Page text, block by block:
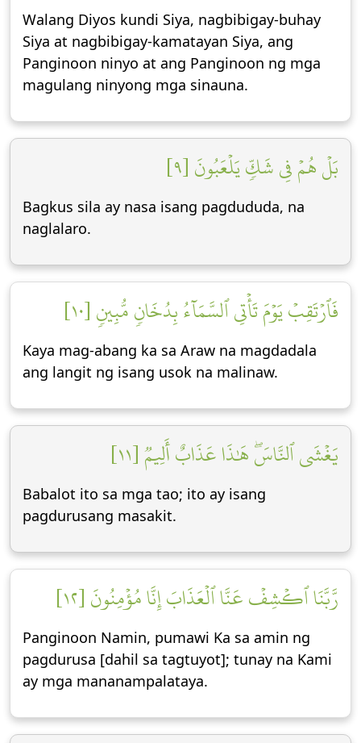
Walang Diyos kundi Siya, nagbibigay-buhay
Siya at nagbibigay-kamatayan Siya, ang
Panginoon ninyo at ang Panginoon ng mga
magulang ninyong mga sinauna.
بَلۡ هُمۡ فِي شَكّٖ يَلۡعَبُونَ [٩]
Bagkus sila ay nasa isang pagdududa, na
naglalaro.
فَٱرۡتَقِبۡ يَوۡمَ تَأۡتِي ٱلسَّمَآءُ بِدُخَانٖ مُّبِينٖ [١٠]
Kaya mag-abang ka sa Araw na magdadala
ang langit ng isang usok na malinaw.
يَغۡشَى ٱلنَّاسَۖ هَٰذَا عَذَابٌ أَلِيمٞ [١١]
Babalot ito sa mga tao; ito ay isang
pagdurusang masakit.
رَّبَّنَا ٱكۡشِفۡ عَنَّا ٱلۡعَذَابَ إِنَّا مُؤۡمِنُونَ [١٢]
Panginoon Namin, pumawi Ka sa amin ng
pagdurusa [dahil sa tagtuyot]; tunay na Kami
ay mga mananampalataya.